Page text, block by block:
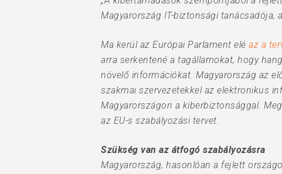
Magyarország IT-biztonsági
Ma kerül az Európai Parlament elé az a
arra serkentené a tagállamokat, hogy
növelő információkat. Magyarország az
szakmai szervezetekkel az elektronikus
Magyarországon a kiberbiztonsággal.
az EU-s szabályozási tervet.
Szükség van az átfogó szabályozásra
Magyarország, hasonlóan a fejlett